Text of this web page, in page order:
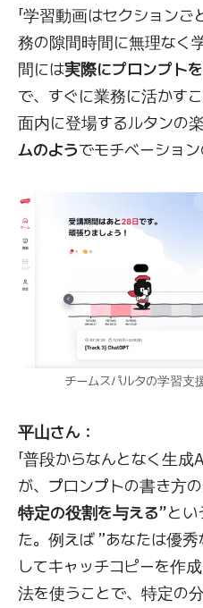
「学習動画はセクション
務の隙間時間に無理なく
間には実際にプロンプト
で、すぐに業務に活かす
面内に登場するルタンの
ムのようでモチベーショ
チームスパルタの学習支
平山さん：
「普段からなんとなく生
が、プロンプトの書き方の
特定の役割を与える”と
た。例えば ”あなたは優
してキャッチコピーを作
法を使うことで、特定の